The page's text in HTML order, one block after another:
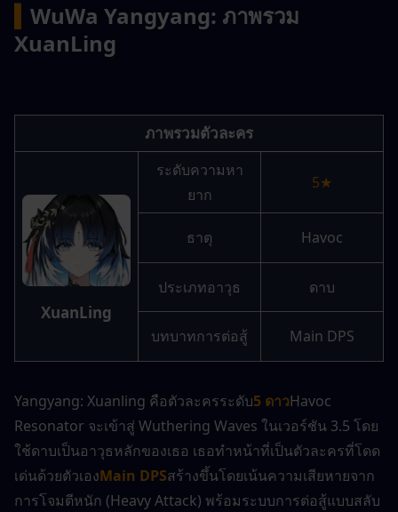
WuWa Yangyang: ภาพรวม
XuanLing
ภาพรวมตัวละคร
XuanLing
ระดับความหา
ยาก
5★
ธาตุ Havoc
ประเภทอาวุธ ดาบ
บทบาทการต่อสู้ Main DPS
Yangyang: Xuanling คือตัวละครระดับ5 ดาวHavoc
Resonator จะเข้าสู่ Wuthering Waves ในเวอร์ชัน 3.5 โดย
ใช้ดาบเป็นอาวุธหลักของเธอ เธอทำหน้าที่เป็นตัวละครที่โดด
เด่นด้วยตัวเองMain DPSสร้างขึ้นโดยเน้นความเสียหายจาก
การโจมตีหนัก (Heavy Attack) พร้อมระบบการต่อสู้แบบสลับ